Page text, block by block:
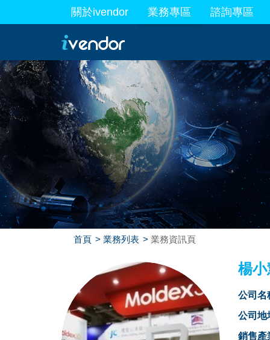
關於ivendor 業務專區
最新業務 諮詢專區
首頁 業務列表 業務資訊頁
楊小
公司名
公司地
銷售產